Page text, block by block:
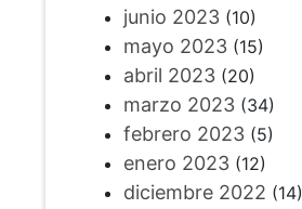
junio 2023(10)
mayo 2023(15)
abril 2023(20)
marzo 2023(34)
febrero 2023(5)
enero 2023(12)
diciembre 2022 (14)